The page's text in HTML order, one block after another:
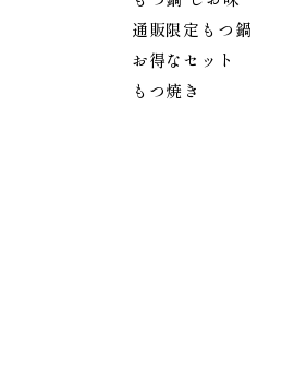
通販限定もつ鍋
お得なセット
もつ焼き